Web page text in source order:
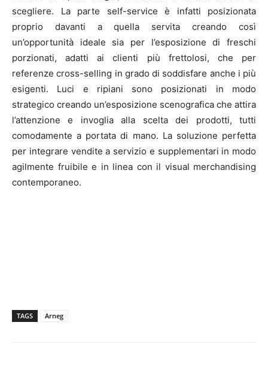
scegliere. La parte self-service è infatti posizionata
proprio davanti a quella servita creando così
un’opportunità ideale sia per l’esposizione di freschi
porzionati, adatti ai clienti più frettolosi, che per
referenze cross-selling in grado di soddisfare anche i più
esigenti. Luci e ripiani sono posizionati in modo
strategico creando un’esposizione scenografica che attira
l’attenzione e invoglia alla scelta dei prodotti, tutti
comodamente a portata di mano. La soluzione perfetta
per integrare vendite a servizio e supplementari in modo
agilmente fruibile e in linea con il visual merchandising
contemporaneo.
TAGS Arneg